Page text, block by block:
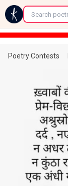
←
Poetry Contests